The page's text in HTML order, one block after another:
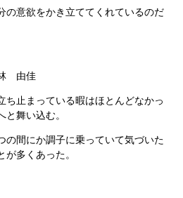
の意欲をかき立ててくれているのだ
由佳
ち止まっている暇はほとんどなかっ
舞い込む。
の間にか調子に乗っていて気づいた
多くあった。